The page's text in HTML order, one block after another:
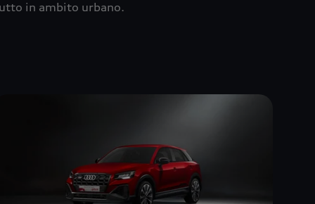
in ambito urbano.